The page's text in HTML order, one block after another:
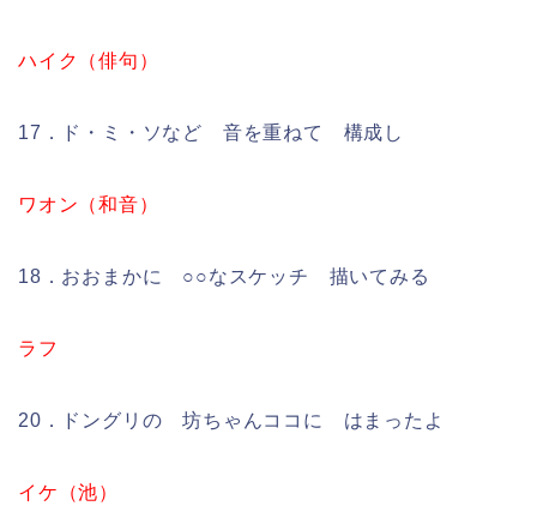
ハイク（俳句）
17．ド・ミ・ソなど 音を重ねて 構成し
ワオン（和音）
18．おおまかに ○○なスケッチ 描いてみる
ラフ
20．ドングリの 坊ちゃんココに はまったよ
イケ（池）